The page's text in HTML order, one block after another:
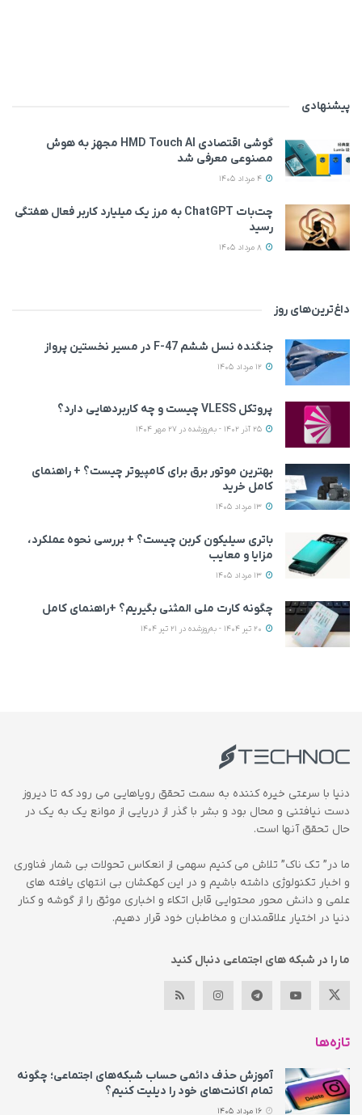
پیشنهادی
گوشی اقتصادی HMD Touch AI مجهز به هوش
مصنوعی معرفی شد
چت‌بات ChatGPT به مرز یک میلیارد کاربر فعال هفتگی
رسید
داغ‌ترین‌های روز
جنگنده نسل ششم F-47 در مسیر نخستین پرواز
پروتکل VLESS چیست و چه کاربردهایی دارد؟
بهترین موتور برق برای کامپیوتر چیست؟ + راهنمای
کامل خرید
باتری سیلیکون کربن چیست؟ + بررسی نحوه عملکرد،
مزایا و معایب
چگونه کارت ملی المثنی بگیریم؟ +راهنمای کامل
دنیا با سرعتی خیره کننده به سمت تحقق رویاهایی می رود که تا دیروز
دست نیافتنی و محال بود و بشر با گذر از دریایی از موانع یک به یک در
حال تحقق آنها است.
ما در” تک ناک” تلاش می کنیم سهمی از انعکاس تحولات بی شمار فناوری
و اخبار تکنولوژی داشته باشیم و در این کهکشان بی انتهای یافته های
علمی و دانش محور محتوایی قابل اتکاء و اخباری موثق را از گوشه و کنار
دنیا در اختیار علاقمندان و مخاطبان خود قرار دهیم.
ما را در شبکه های اجتماعی دنبال کنید
تازه‌ها
آموزش حذف دائمی حساب شبکه‌های اجتماعی؛ چگونه
تمام اکانت‌های خود را دیلیت کنیم؟